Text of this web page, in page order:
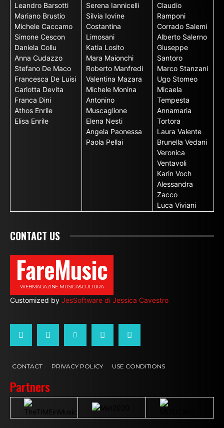
Leandro Barsotti
Mariano Brustio
Michele Caccamo
Simone Cescon
Daniela Collu
Anna Cudazzo
Stefano De Maco
Francesca De Luisi
Carlotta Devita
Franca Dini
Athos Enrile
Elisa Enrile
Serena Iannicelli
Silvia Iovine
Costantina
Limosani
Katia Losito
Mara Maionchi
Roberto Manfredi
Valentina Mazara
Michele Monina
Antonino
Muscaglione
Elena Nesti
Angela Paonessa
Paola Pellai
Claudio
Ramponi
Corrado Salemi
Alberto Salerno
Giuseppe
Santoro
Marco Stanzani
Ugo Stomeo
Micaela
Tempesta
Annamaria
Tortora
Laura Valente
Brunella Vedani
Veronica
Ventavoli
Karin Voch
Alessandra
Zacco
Luca Viviani
CONTACT US
FareMusic
WEBMAGAZINE MUSICA&CULTURA
Customized by JesSoftware di Jessica Cavestro
CONTACT PRIVACY POLICY USE CONDITIONS
Partners